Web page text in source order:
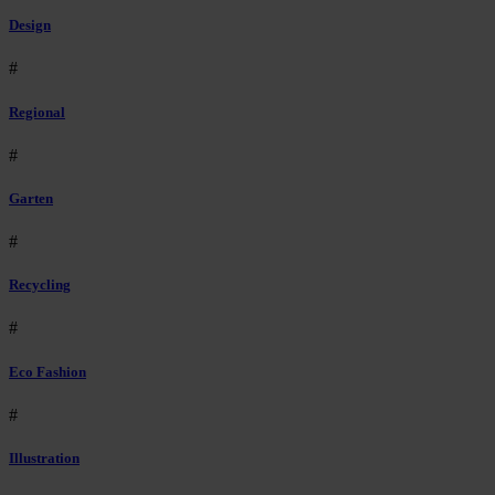
Design
#
Regional
#
Garten
#
Recycling
#
Eco Fashion
#
Illustration